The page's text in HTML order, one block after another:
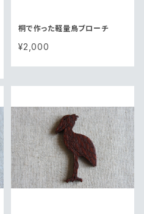
桐で作った軽量鳥ブローチ
¥2,000